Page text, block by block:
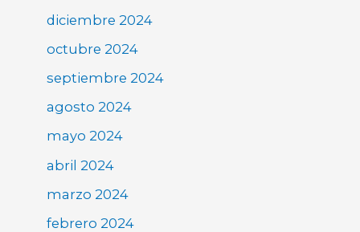
diciembre 2024
octubre 2024
septiembre 2024
agosto 2024
mayo 2024
abril 2024
marzo 2024
febrero 2024